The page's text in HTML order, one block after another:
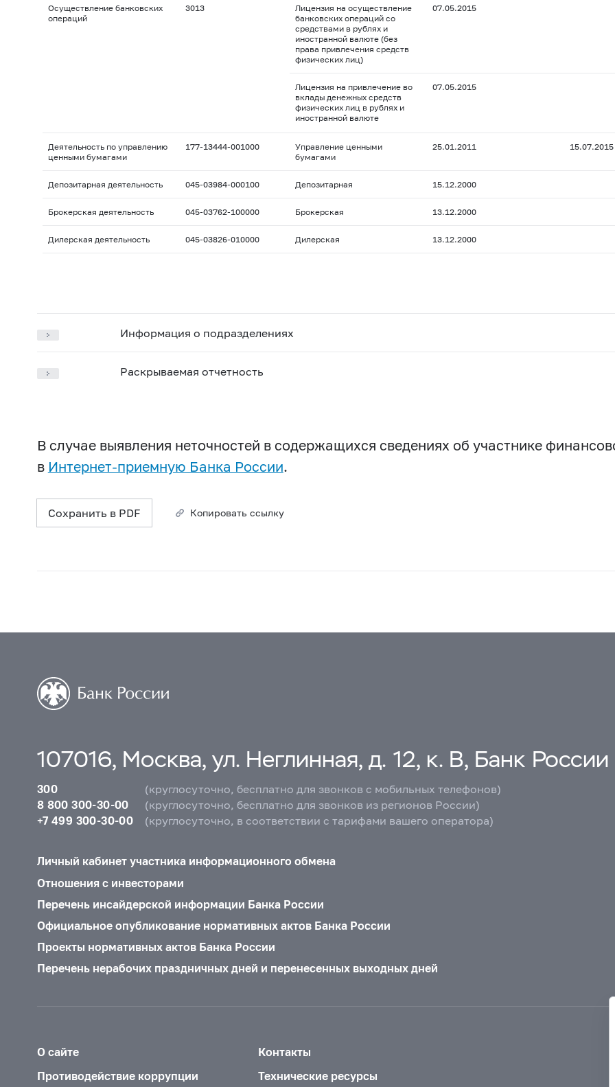
Осуществление банковских
операций
3013
Лицензия на осуществление
банковских операций со
средствами в рублях и
иностранной валюте (без
права привлечения средств
физических лиц)
07.05.2015
Лицензия на привлечение во
вклады денежных средств
физических лиц в рублях и
иностранной валюте
07.05.2015
Деятельность по управлению
ценными бумагами
177-13444-001000
Управление ценными
бумагами
25.01.2011 15.07.2015
Депозитарная деятельность 045-03984-000100 Депозитарная 15.12.2000
Брокерская деятельность 045-03762-100000 Брокерская 13.12.2000
Дилерская деятельность 045-03826-010000 Дилерская 13.12.2000
Информация о подразделениях
Раскрываемая отчетность
В случае выявления неточностей в содержащихся сведениях об участнике
в Интернет-приемную Банка России.
Сохранить в PDF Копировать ссылку
107016, Москва, ул. Неглинная, д. 12, к. В, Банк России
300
(круглосуточно, бесплатно для звонков с мобильных телефонов)
8 800 300-30-00
(круглосуточно, бесплатно для звонков из регионов России)
+7 499 300-30-00
(круглосуточно, в соответствии с тарифами вашего оператора)
Личный кабинет участника информационного обмена
Отношения с инвесторами
Перечень инсайдерской информации Банка России
Официальное опубликование нормативных актов Банка России
Проекты нормативных актов Банка России
Перечень нерабочих праздничных дней и перенесенных выходных дней
О сайте
Контакты
Противодействие коррупции
Технические ресурсы